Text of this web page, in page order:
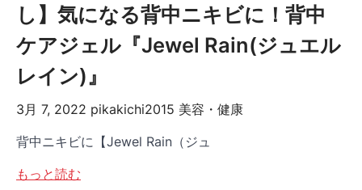
し】気になる背中ニキビに！背中
ケアジェル『Jewel Rain(ジュエル
レイン)』
3月 7, 2022 pikakichi2015 美容・健康
背中ニキビに【Jewel Rain（ジュ
もっと読む